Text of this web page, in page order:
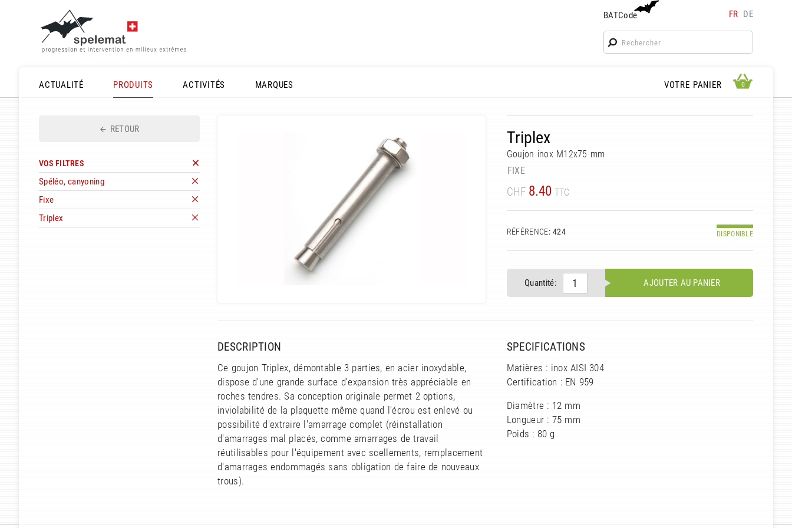
BATCode FR DE
BATCode
Rentrez votre BATCode et validez
ACTUALITÉ
PRODUITS ACTIVITÉS MARQUES VOTRE PANIER 0 0
RETOUR
VOS FILTRES
Spéléo, canyoning
Fixe
Triplex
Triplex
Goujon inox M12x75 mm
FIXE
CHF 8.40 TTC
RÉFÉRENCE: 424 DISPONIBLE
Quantité: AJOUTER AU PANIER
DESCRIPTION
Ce goujon Triplex, démontable 3 parties, en acier inoxydable,
dispose d'une grande surface d'expansion très appréciable en
roches tendres. Sa conception originale permet 2 options,
inviolabilité de la plaquette même quand l'écrou est enlevé ou
possibilité d'extraire l'amarrage complet (réinstallation
d'amarrages mal placés, comme amarrages de travail
réutilisables pour l'équipement avec scellements, remplacement
d'amarrages endommagés sans obligation de faire de nouveaux
trous).
SPECIFICATIONS
Matières : inox AISI 304
Certification : EN 959
Diamètre : 12 mm
Longueur : 75 mm
Poids : 80 g